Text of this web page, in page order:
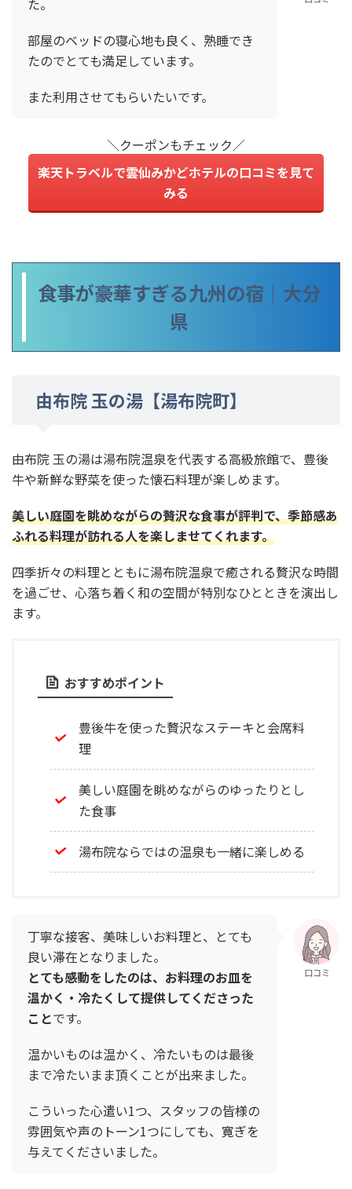
た。
部屋のベッドの寝心地も良く、熟睡でき
たのでとても満足しています。
また利用させてもらいたいです。
＼クーポンもチェック／
楽天トラベルで雲仙みかどホテルの口コミを見て
みる
食事が豪華すぎる九州の宿｜大分
県
由布院 玉の湯【湯布院町】
由布院 玉の湯は湯布院温泉を代表する高級旅館で、豊後
牛や新鮮な野菜を使った懐石料理が楽しめます。
美しい庭園を眺めながらの贅沢な食事が評判で、季節感あ
ふれる料理が訪れる人を楽しませてくれます。
四季折々の料理とともに湯布院温泉で癒される贅沢な時間
を過ごせ、心落ち着く和の空間が特別なひとときを演出し
ます。
おすすめポイント
豊後牛を使った贅沢なステーキと会席料
理
美しい庭園を眺めながらのゆったりとし
た食事
湯布院ならではの温泉も一緒に楽しめる
丁寧な接客、美味しいお料理と、とても
良い滞在となりました。
とても感動をしたのは、お料理のお皿を
温かく・冷たくして提供してくださった
ことです。
温かいものは温かく、冷たいものは最後
まで冷たいまま頂くことが出来ました。
こういった心遣い1つ、スタッフの皆様の
雰囲気や声のトーン1つにしても、寛ぎを
与えてくださいました。
口コミ